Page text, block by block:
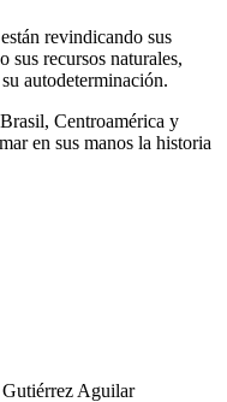
revindicando sus
sus recursos naturales,
autodeterminación.
Centroamérica y
en sus manos la historia
Aguilar